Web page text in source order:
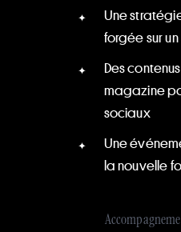
Une
forgée sur
Des
magazine
sociaux
Une
la nouvelle